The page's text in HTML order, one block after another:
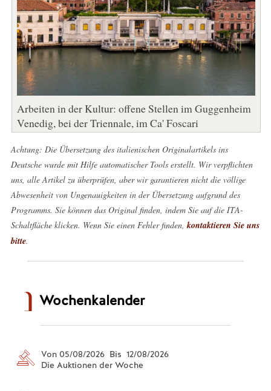
Arbeiten in der Kultur: offene Stellen im Guggenheim
Venedig, bei der Triennale, im Ca' Foscari
Achtung: Die Übersetzung des italienischen Originalartikels ins
Deutsche wurde mit Hilfe automatischer Tools erstellt. Wir verpflichten
uns, alle Artikel zu überprüfen, aber wir garantieren nicht die völlige
Abwesenheit von Ungenauigkeiten in der Übersetzung aufgrund des
Programms. Sie können das Original finden, indem Sie auf die ITA-
Schaltfläche klicken. Wenn Sie einen Fehler finden, kontaktieren Sie uns
bitte.
Wochenkalender
Von 05/08/2026 Bis 12/08/2026
Die Auktionen der Woche